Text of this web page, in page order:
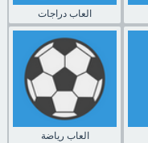
العاب دراجات
العاب رياضة